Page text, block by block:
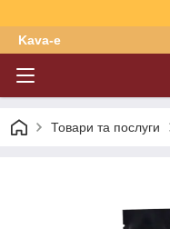
Kava-e
Товари та послуги